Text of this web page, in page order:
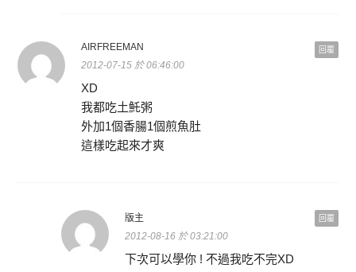
回覆
AIRFREEMAN
2012-07-15 於 06:46:00
XD
我都吃土魠粥
外加1個香腸1個煎魚肚
這樣吃起來才爽
回覆
版主
2012-08-16 於 03:21:00
下次可以學你 ! 不過我吃不完XD